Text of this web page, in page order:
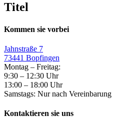
Titel
Kommen sie vorbei
Jahnstraße 7
73441 Bopfingen
Montag – Freitag:
9:30 – 12:30 Uhr
13:00 – 18:00 Uhr
Samstags: Nur nach Vereinbarung
Kontaktieren sie uns